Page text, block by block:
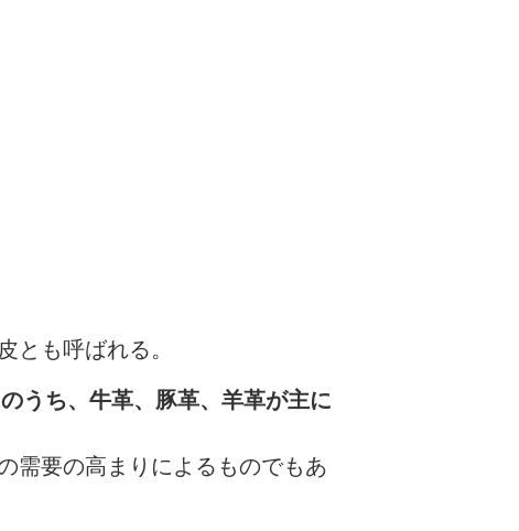
も呼ばれる。
のうち、牛革、豚革、羊革が主に
需要の高まりによるものでもあ